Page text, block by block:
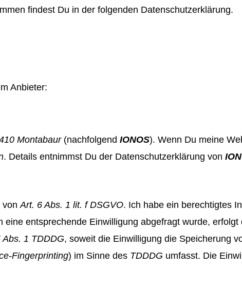
findest Du in der folgenden Datenschutzerklärung.
Anbieter:
Montabaur(nachfolgendIONOS). Wenn Du meine
. Details entnimmst Du der Datenschutzerklärung von
vonArt. 6 Abs. 1 lit. f DSGVO. Ich habe ein berechtigtes
entsprechende Einwilligung abgefragt wurde,
Abs. 1 TDDDG, soweit die Einwilligung die Speicherung
Fingerprinting) im Sinne des TDDDG umfasst. Die